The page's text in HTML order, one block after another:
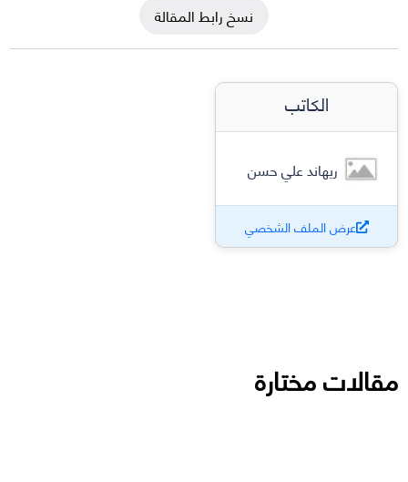
نسخ رابط المقالة
الكاتب
ريهاند علي حسن
عرض الملف الشخصي
مقالات مختارة